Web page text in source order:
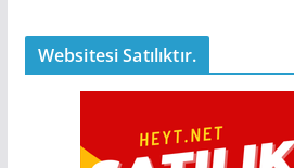
Websitesi Satılıktır.